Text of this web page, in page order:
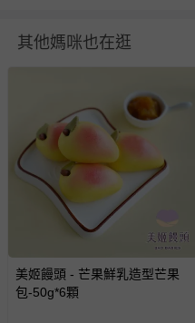
製造廠商或國內負責廠商
食品業者登錄字號：B-
投保產品責任險字號：.
健康食品字號/有機檢驗機
商品產地（國）：台灣
牛/豬肉產地（國）：不含
過敏原：本產品含有牛奶
注意事項：非供即食，應
退換貨須知
您所購買的商品享有7天
其他媽咪也在逛
美姬饅頭 - 芒果鮮乳造型芒果
包-50g*6顆